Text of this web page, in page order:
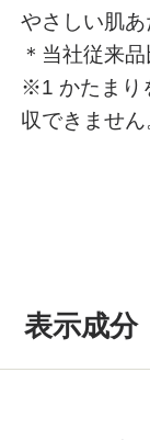
やさしい肌あ
＊当社従来品
※1 かたまり
収できません
表示成分